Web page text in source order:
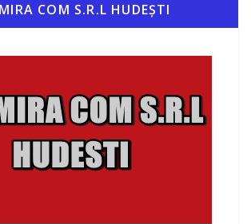
COM S.R.L HUDEȘTI